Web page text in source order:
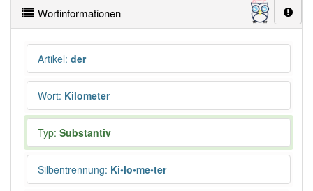
Wortinformationen
Artikel: der
Wort: Kilometer
Typ: Substantiv
Silbentrennung: Ki•lo•me•ter